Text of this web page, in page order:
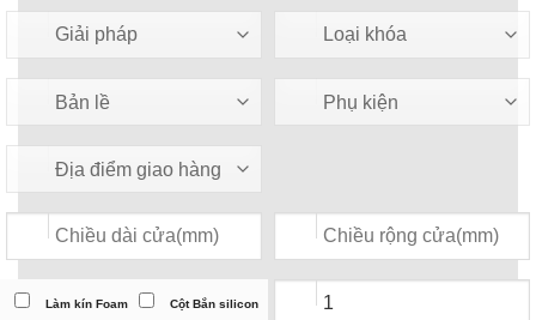
Làm kín Foam Cột Bắn silicon